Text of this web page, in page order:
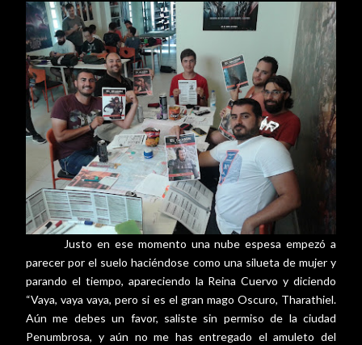
Justo en ese momento una nube espesa empezó a
parecer por el suelo haciéndose como una silueta de mujer y
parando el tiempo, apareciendo la Reina Cuervo y diciendo
“Vaya, vaya vaya, pero si es el gran mago Oscuro, Tharathiel.
Aún me debes un favor, saliste sin permiso de la ciudad
Penumbrosa, y aún no me has entregado el amuleto del